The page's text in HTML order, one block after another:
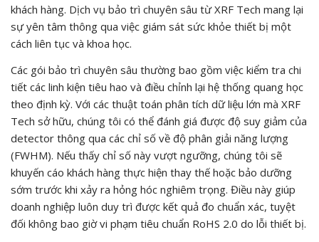
khách hàng. Dịch vụ bảo trì chuyên sâu từ XRF Tech mang lại
sự yên tâm thông qua việc giám sát sức khỏe thiết bị một
cách liên tục và khoa học.
Các gói bảo trì chuyên sâu thường bao gồm việc kiểm tra chi
tiết các linh kiện tiêu hao và điều chỉnh lại hệ thống quang học
theo định kỳ. Với các thuật toán phân tích dữ liệu lớn mà XRF
Tech sở hữu, chúng tôi có thể đánh giá được độ suy giảm của
detector thông qua các chỉ số về độ phân giải năng lượng
(FWHM). Nếu thấy chỉ số này vượt ngưỡng, chúng tôi sẽ
khuyến cáo khách hàng thực hiện thay thế hoặc bảo dưỡng
sớm trước khi xảy ra hỏng hóc nghiêm trọng. Điều này giúp
doanh nghiệp luôn duy trì được kết quả đo chuẩn xác, tuyệt
đối không bao giờ vi phạm tiêu chuẩn RoHS 2.0 do lỗi thiết bị.